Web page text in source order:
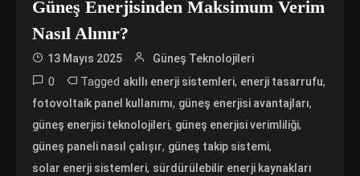
Güneş Enerjisinden Maksimum Verim
Nasıl Alınır?
13 Mayıs 2025 Güneş Teknolojileri
0 Tagged akıllı enerji sistemleri, enerji tasarrufu,
fotovoltaik panel kullanımı, güneş enerjisi avantajları,
güneş enerjisi teknolojileri, güneş enerjisi verimliliği,
güneş paneli nasıl çalışır, güneş takip sistemi,
solar enerji sistemleri, sürdürülebilir enerji kaynakları